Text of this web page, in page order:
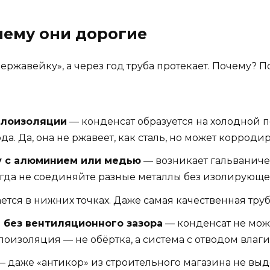
они дорогие
а через год труба протекает. Почему?
— конденсат образуется на холодной
Да, она не ржавеет, как сталь, но может
с алюминием или медью — возникает
не соединяйте разные металлы без
в нижних точках. Даже самая качественная
вентиляционного зазора — конденсат не
— не обёртка, а система с отводом
даже «антикор» из строительного магазина не